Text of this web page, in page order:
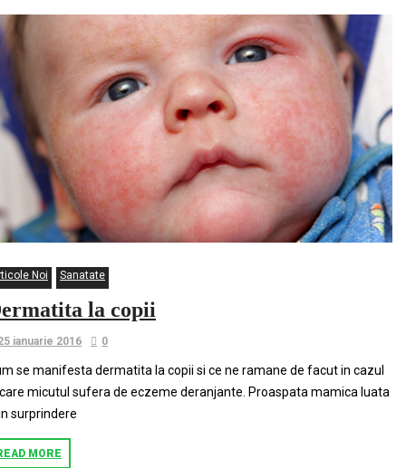
Noi Sanatate
la copii
ianuarie 2016 0
se manifesta dermatita la copii si ce ne ramane de facut in cazul
micutul sufera de eczeme deranjante. Proaspata mamica luata
surprindere
MORE